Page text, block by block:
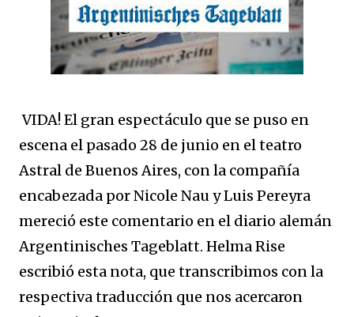
VIDA! El gran espectáculo que se puso en
escena el pasado 28 de junio en el teatro
Astral de Buenos Aires, con la compañía
encabezada por Nicole Nau y Luis Pereyra
mereció este comentario en el diario alemán
Argentinisches Tageblatt. Helma Rise
escribió esta nota, que transcribimos con la
respectiva traducción que nos acercaron